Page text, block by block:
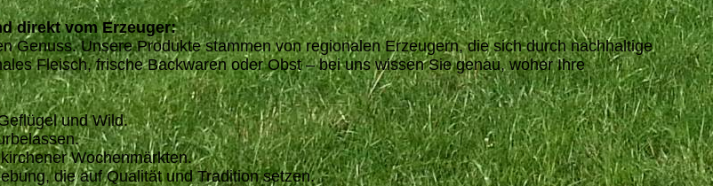
direkt vom Erzeuger:
Genuss. Unsere Produkte stammen von regionalen Erzeugern, die sich durch nachhaltige
Fleisch, frische Backwaren oder Obst – bei uns wissen Sie genau, woher Ihre
und Wild.
Wochenmärkten.
die auf Qualität und Tradition setzen.